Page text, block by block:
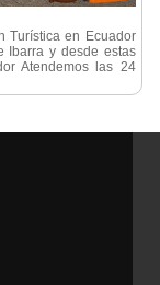
Turística en Ecuador
Ibarra y desde estas
Atendemos las 24